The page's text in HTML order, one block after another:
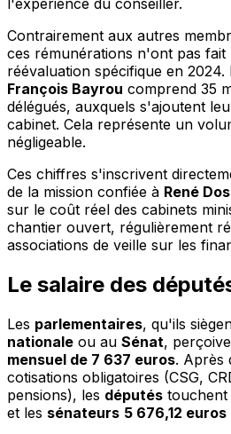
l'expérience du conseiller.
Contrairement aux autres
ces rémunérations n'ont pas
réévaluation spécifique en 2024.
François Bayrou comprend 35
délégués, auxquels s'ajoutent
cabinet. Cela représente un
négligeable.
Ces chiffres s'inscrivent
de la mission confiée à René
sur le coût réel des cabinets
chantier ouvert, régulièrement
associations de veille sur les
Le salaire des
Les parlementaires, qu'ils
nationale ou au Sénat,
mensuel de 7 637 euros. Après
cotisations obligatoires (CSG,
pensions), les députés touchent
et les sénateurs 5 676,12